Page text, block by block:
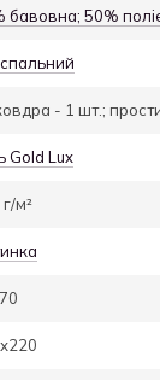
бавовна; 50%
- 1 шт.;
Gold Lux
м²